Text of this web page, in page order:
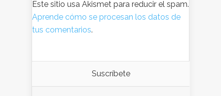
Este sitio usa Akismet para reducir el spam.
Aprende cómo se procesan los datos de
tus comentarios.
Suscríbete